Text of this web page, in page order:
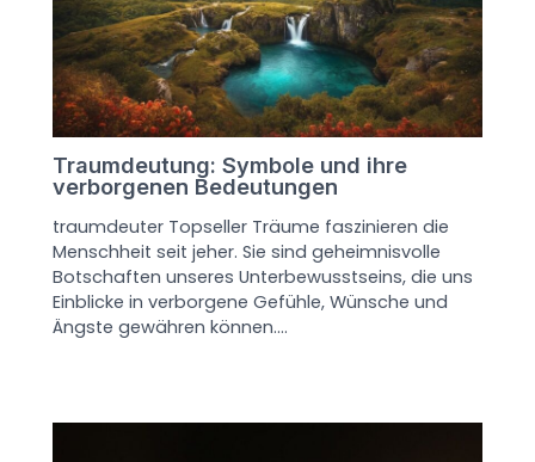
Traumdeutung: Symbole und ihre
verborgenen Bedeutungen
traumdeuter Topseller Träume faszinieren die
Menschheit seit jeher. Sie sind geheimnisvolle
Botschaften unseres Unterbewusstseins, die uns
Einblicke in verborgene Gefühle, Wünsche und
Ängste gewähren können.…